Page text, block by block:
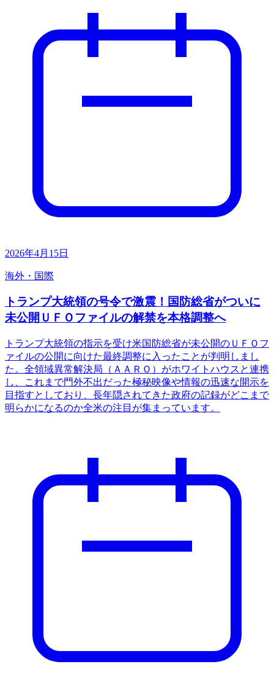
2026年4月15日
海外・国際
トランプ大統領の号令で激震！国防総省がついに
未公開ＵＦＯファイルの解禁を本格調整へ
トランプ大統領の指示を受け米国防総省が未公開のＵＦＯフ
ァイルの公開に向けた最終調整に入ったことが判明しまし
た。全領域異常解決局（ＡＡＲＯ）がホワイトハウスと連携
し、これまで門外不出だった極秘映像や情報の迅速な開示を
目指すとしており、長年隠されてきた政府の記録がどこまで
明らかになるのか全米の注目が集まっています。